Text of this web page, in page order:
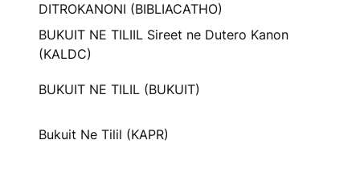
DITROKANONI (BIBLIACATHO)
BUKUIT NE TILIIL Sireet ne Dutero Kanon
(KALDC)
BUKUIT NE TILIL (BUKUIT)
Bukuit Ne Tilil (KAPR)